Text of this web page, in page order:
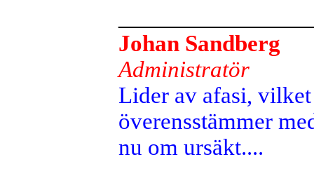
Johan Sandberg
Administratör
Lider av afasi,
överensstämmer
nu om ursäkt....